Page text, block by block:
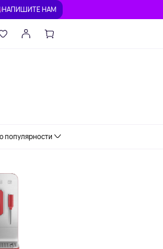
НАПИШИТЕ НАМ
популярности